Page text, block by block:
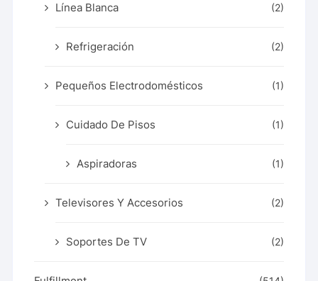
Línea Blanca (2)
Refrigeración (2)
Pequeños Electrodomésticos (1)
Cuidado De Pisos (1)
Aspiradoras (1)
Televisores Y Accesorios (2)
Soportes De TV (2)